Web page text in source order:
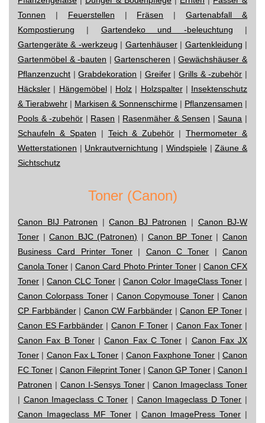
Tonnen | Feuerstellen | Fräsen |Gartenabfall &
Kompostierung | Gartendeko und -beleuchtung |
Gartengeräte & -werkzeug | Gartenhäuser| Gartenkleidung |
Gartenmöbel & -bauten |Gartenscheren |Gewächshäuser &
Pflanzenzucht |Grabdekoration | Greifer|Grills & -zubehör |
Häcksler | Hängemöbel| Holz | Holzspalter| Insektenschutz
& Tierabwehr | Markisen & Sonnenschirme | Pflanzensamen |
Pools & -zubehör | Rasen | Rasenmäher & Sensen |Sauna |
Schaufeln & Spaten | Teich & Zubehör |Thermometer &
Wetterstationen | Unkrautvernichtung | Windspiele|Zäune &
Sichtschutz
Toner (Canon)
Canon BIJ Patronen |Canon BJ Patronen | Canon BJ-W
Toner |Canon BJC (Patronen) | Canon BP Toner|Canon
Business Card Printer Toner | Canon C Toner |Canon
Canola Toner |Canon Card Photo Printer Toner| Canon CFX
Toner |Canon CLC Toner|Canon Color ImageClass Toner |
Canon Colorpass Toner| Canon Copymouse Toner| Canon
CP Farbbänder| Canon CW Farbbänder |Canon EP Toner |
Canon ES Farbbänder | Canon F Toner | Canon Fax Toner |
Canon Fax B Toner|Canon Fax C Toner | Canon Fax JX
Toner | Canon Fax L Toner | Canon Faxphone Toner |Canon
FC Toner | Canon Fileprint Toner | Canon GP Toner | Canon I
Patronen | Canon I-Sensys Toner|Canon Imageclass Toner
| Canon Imageclass C Toner | Canon Imageclass D Toner |
Canon Imageclass MF Toner|Canon ImagePress Toner |